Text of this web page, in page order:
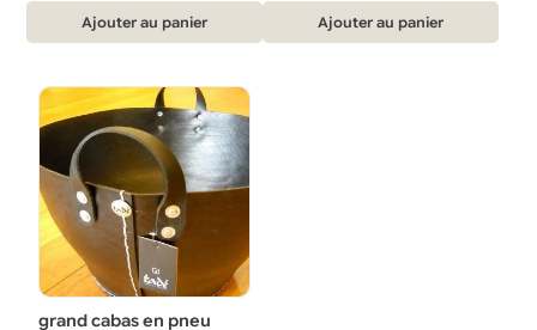
initial
était :
actuel
est :
Ajouter au panier Ajouter au panier
grand cabas en pneu